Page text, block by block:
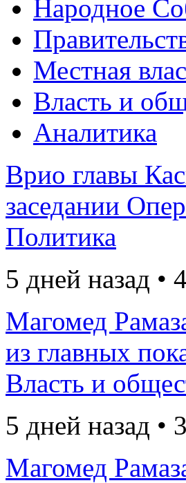
Народное
Местная
Власть и
Аналитика
Врио главы
заседании
Политика
5 дней назад •
Магомед
из главных
Власть и
5 дней назад •
Магомед